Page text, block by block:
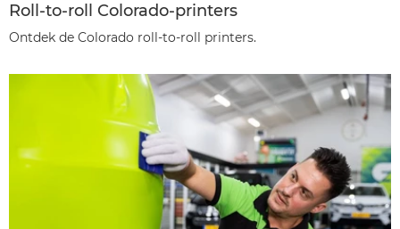
Roll-to-roll Colorado-printers
Ontdek de Colorado roll-to-roll printers.